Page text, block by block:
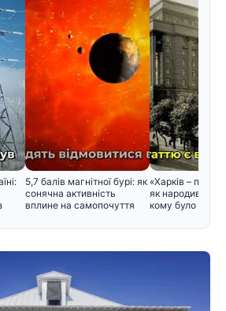
5,7 балів магнітної бурі: як
сонячна активність
вплине на самопочуття
«Харків –
як народився
кому було